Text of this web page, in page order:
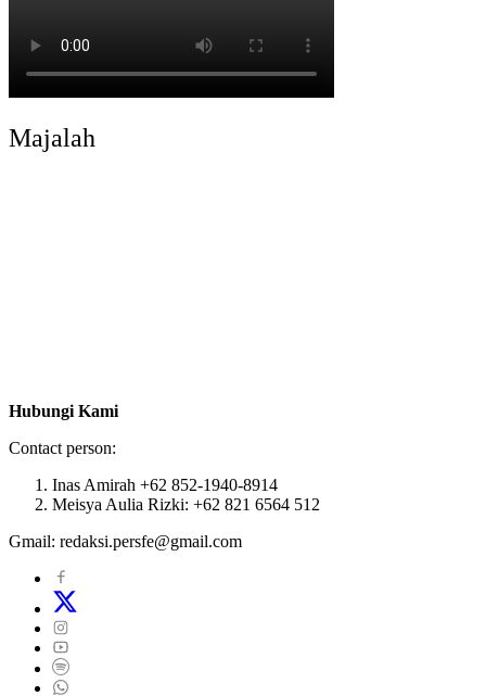
Majalah
Hubungi Kami
Contact person:
Inas Amirah +62 852-1940-8914
Meisya Aulia Rizki: +62 821 6564 512
Gmail: redaksi.persfe@gmail.com